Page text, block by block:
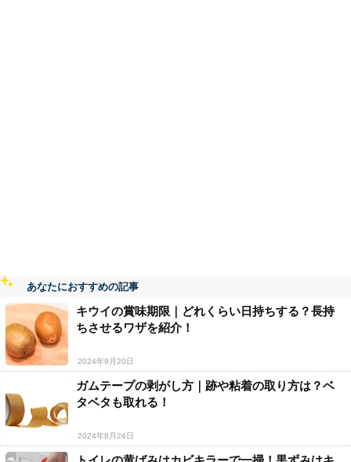
あなたにおすすめの記事
キウイの賞味期限｜どれくらい日持ちする？長持
ちさせるワザを紹介！
2024年9月20日
ガムテープの剥がし方｜跡や粘着の取り方は？ベ
タベタも取れる！
2024年8月24日